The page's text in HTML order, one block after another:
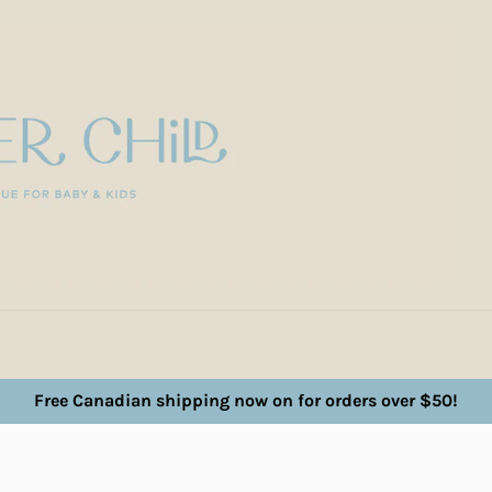
Free Canadian shipping now on for orders over $50!